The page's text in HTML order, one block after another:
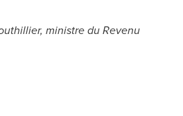
, ministre du Revenu